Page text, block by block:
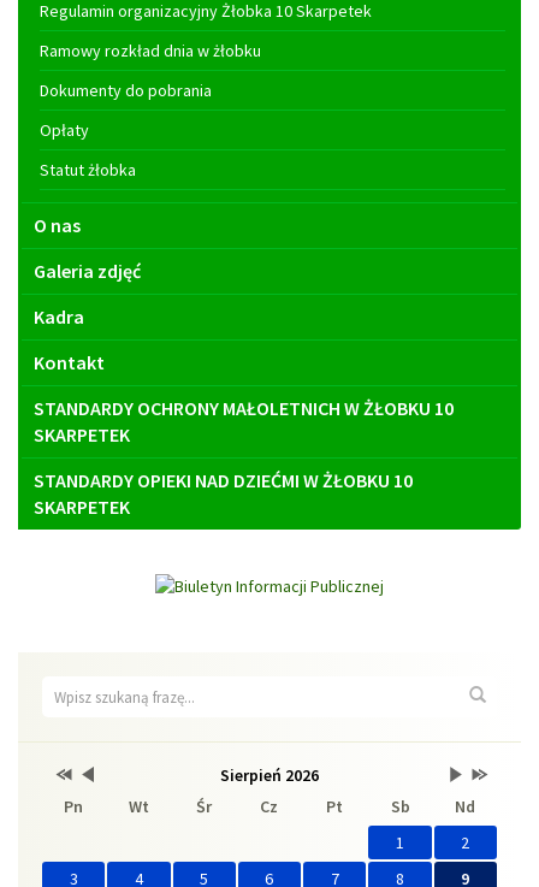
Regulamin organizacyjny Żłobka 10 Skarpetek
Ramowy rozkład dnia w żłobku
Dokumenty do pobrania
Opłaty
Statut żłobka
O nas
Galeria zdjęć
Kadra
Kontakt
STANDARDY OCHRONY MAŁOLETNICH W ŻŁOBKU 10
SKARPETEK
STANDARDY OPIEKI NAD DZIEĆMI W ŻŁOBKU 10
SKARPETEK
Wyszukiwarka
Kalendarz Lista
wydarzeń
Sierpień 2026Brak
w
Przestaw
na
Przestaw
na
Przestaw
na
Wrzesień
2026
Przestaw
na
Sierpień
2027
Pn Wt Śr Cz Pt Sb
Nd
1
2
3
4 5 6 7 8
9